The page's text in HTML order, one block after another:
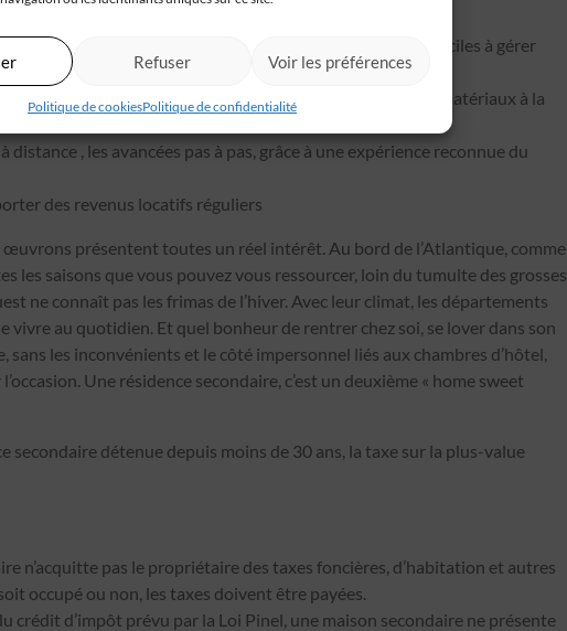
Refuser Voir les préférences
Politique de cookiesPolitique de confidentialité
aucun travaux de rafraîchissement ou de rénovation (difficiles à gérer
place)
performante, dotée de tout le confort et de matériaux à la
distance , les avancées pas à pas, grâce à une expérience reconnue du
des revenus locatifs réguliers
œuvrons présentent toutes un réel intérêt. Au bord de l’Atlantique, comme
les saisons que vous pouvez vous ressourcer, loin du tumulte des grosses
ne connaît pas les frimas de l’hiver. Avec leur climat, les départements
vivre au quotidien. Et quel bonheur de rentrer chez soi, se lover dans son
sans les inconvénients et le côté impersonnel liés aux chambres d’hôtel,
Une résidence secondaire, c’est un deuxième « home sweet
secondaire détenue depuis moins de 30 ans, la taxe sur la plus-value
n’acquitte pas le propriétaire des taxes foncières, d’habitation et autres
occupé ou non, les taxes doivent être payées.
crédit d’impôt prévu par la Loi Pinel, une maison secondaire ne présente